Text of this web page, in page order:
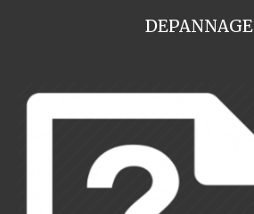
DEPANNAGE